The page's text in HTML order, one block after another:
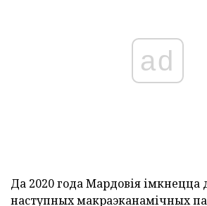
ad
Да 2020 года Мардовія імкнецца
наступных макраэканамічных